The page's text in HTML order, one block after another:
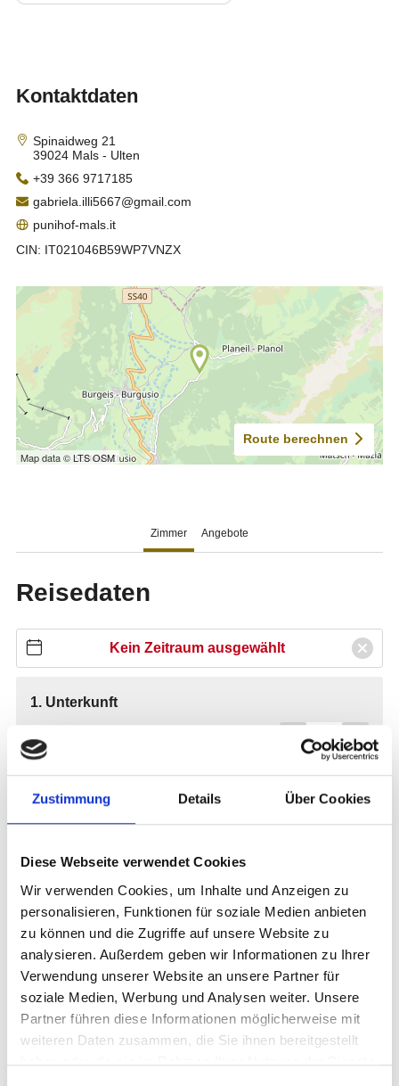
Zustimmung Details Über Cookies
Diese Webseite verwendet Cookies
Wir verwenden Cookies, um Inhalte und Anzeigen zu
personalisieren, Funktionen für soziale Medien anbieten
zu können und die Zugriffe auf unsere Website zu
analysieren. Außerdem geben wir Informationen zu Ihrer
Verwendung unserer Website an unsere Partner für
soziale Medien, Werbung und Analysen weiter. Unsere
Partner führen diese Informationen möglicherweise mit
weiteren Daten zusammen, die Sie ihnen bereitgestellt
haben oder die sie im Rahmen Ihrer Nutzung der Dienste